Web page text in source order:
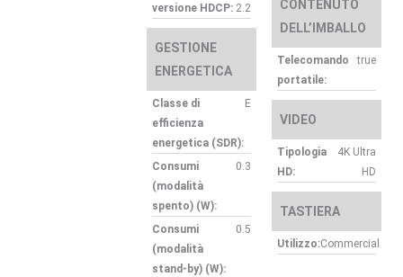
versione HDCP: 2.2
GESTIONE
ENERGETICA
Classe di
efficienza
energetica (SDR):
E
Consumi
(modalità
spento) (W):
0.3
Consumi
(modalità
stand-by) (W):
0.5
CONTENUTO
DELL’IMBALLO
Telecomando
portatile:
true
VIDEO
Tipologia
HD:
4K Ultra
HD
TASTIERA
Utilizzo:Commercial